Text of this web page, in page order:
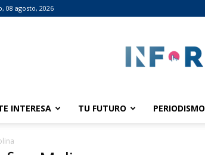
08 agosto, 2026
INTERESA TU FUTURO PERIODISMO